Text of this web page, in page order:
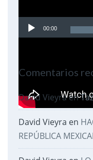
de
video
00:00
Comentarios
David Vieyraen
David Vieyra en
REPÚBLICA